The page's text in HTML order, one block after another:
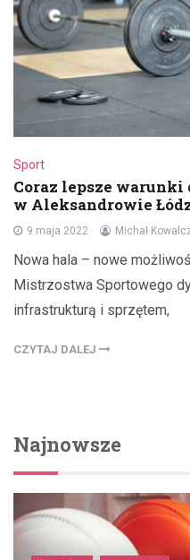
Sport
Coraz lepsze warunki
w Aleksandrowie
9 maja 2022 Michał
Nowa hala – nowe
Mistrzostwa Sportowego
infrastrukturą i sprzętem,
CZYTAJ DALEJ
Najnowsze